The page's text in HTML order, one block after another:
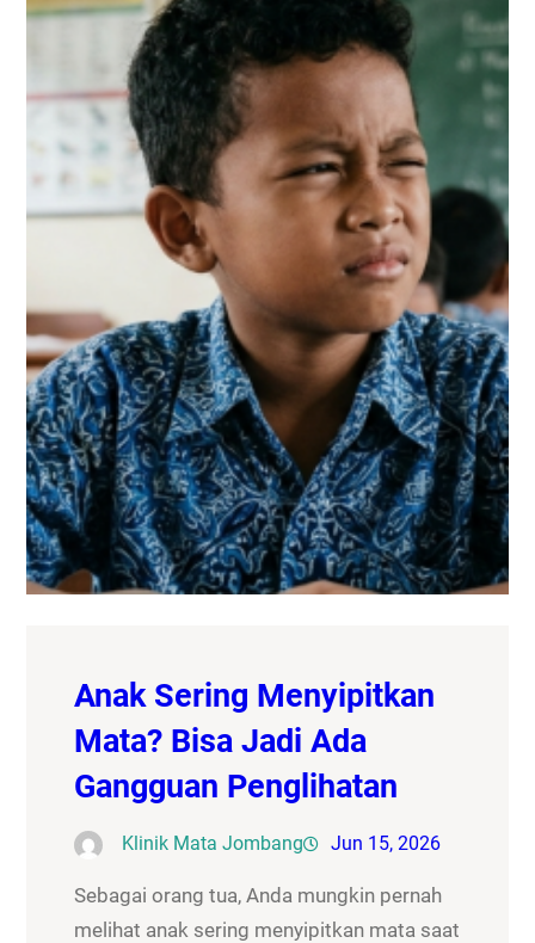
Anak Sering Menyipitkan
Mata? Bisa Jadi Ada
Gangguan Penglihatan
Klinik Mata Jombang Jun 15, 2026
Sebagai orang tua, Anda mungkin pernah
melihat anak sering menyipitkan mata saat